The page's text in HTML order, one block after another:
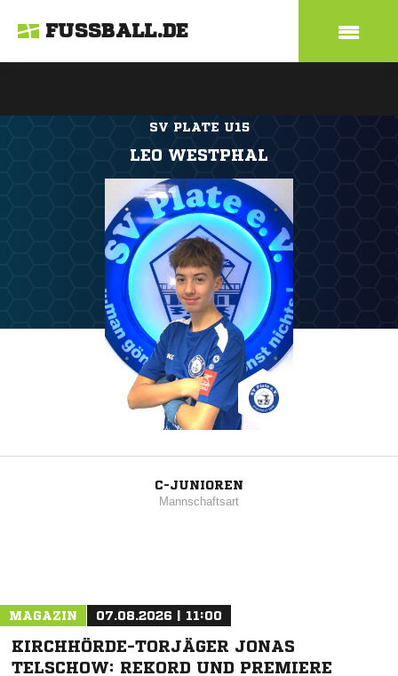
FUSSBALL.DE
SV PLATE U15
LEO WESTPHAL
C-JUNIOREN
Mannschaftsart
MAGAZIN 07.08.2026 | 11:00
KIRCHHÖRDE-TORJÄGER JONAS
TELSCHOW: REKORD UND PREMIERE